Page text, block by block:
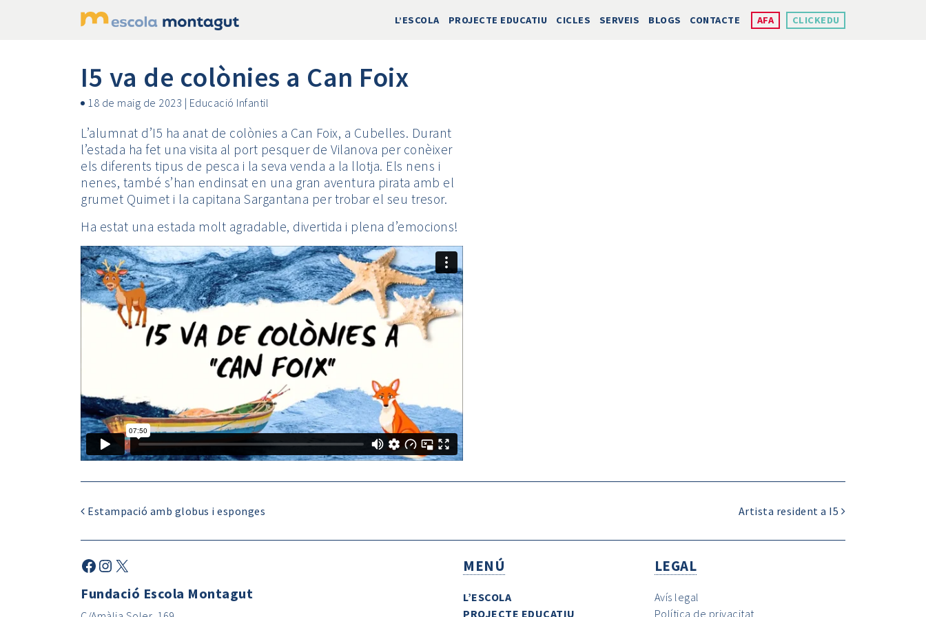
L’ESCOLA PROJECTE EDUCATIU CICLES SERVEIS BLOGS CONTACTE AFA CLICKEDU
I5 va de colònies a Can Foix
18 de maig de 2023 | Educació Infantil
L’alumnat d’I5 ha anat de colònies a Can Foix, a Cubelles. Durant
l’estada ha fet una visita al port pesquer de Vilanova per conèixer
els diferents tipus de pesca i la seva venda a la llotja. Els nens i
nenes, també s’han endinsat en una gran aventura pirata amb el
grumet Quimet i la capitana Sargantana per trobar el seu tresor.
Ha estat una estada molt agradable, divertida i plena d’emocions!
Estampació amb globus i esponges Artista resident a I5
Fundació Escola Montagut
MENÚ
L’ESCOLA
PROJECTE EDUCATIU
LEGAL
Avís legal
Política de privacitat